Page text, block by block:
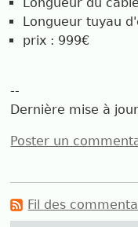
Longueur tuyau
prix : 999€
--
Dernière mise à
Poster un
Fil des